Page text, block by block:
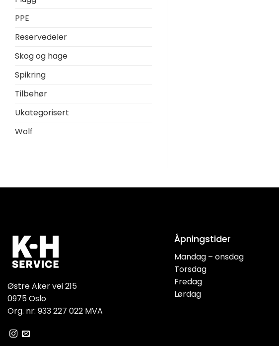
PPE
Reservedeler
Skog og hage
Spikring
Tilbehør
Ukategorisert
Wolf
Østre Aker vei 215
0975 Oslo
Org. nr: 933 227 022 MVA
Åpningstider
Mandag – onsdag
Torsdag
Fredag
Lørdag